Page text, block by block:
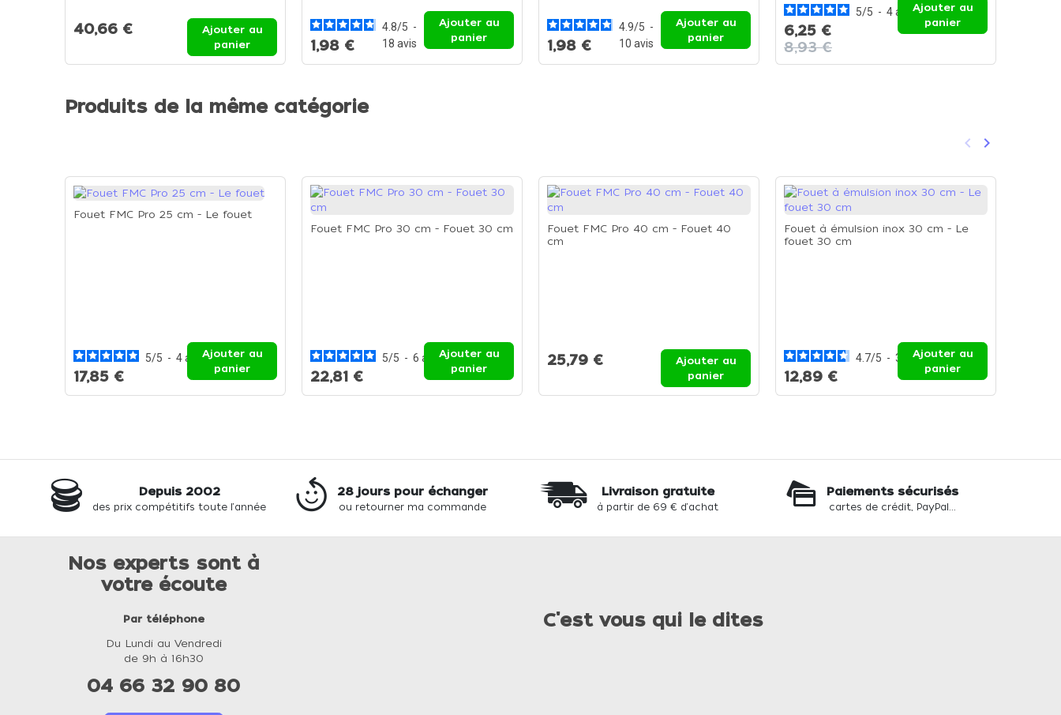
40,66 €
Ajouter au
panier
4.8/5 -
18 avis
1,98 €
Ajouter au
panier
4.9/5 -
10 avis
1,98 €
Ajouter au
panier
5/5 - 4avis
6,25 €
8,93 €
Ajouter au
panier
Produits de la même catégorie
Précédent
keyboard_arrow_left Suivant
keyboard_arrow_right
Fouet FMC Pro 25 cm - Le fouet
5/5 - 4avis
17,85 €
Ajouter au
panier
Fouet FMC Pro 30 cm - Fouet 30 cm
5/5 - 6 avis
22,81 €
Ajouter au
panier
Fouet FMC Pro 40 cm - Fouet 40
cm
25,79 €
Ajouter au
panier
Fouet à émulsion inox 30 cm - Le
fouet 30 cm
4.7/5 - 3 avis
12,89 €
Ajouter au
panier
Depuis 2002
des prix compétitifs toute l'année
28 jours pour échanger
ou retourner ma commande
Livraison gratuite
à partir de 69 € d'achat
Paiements sécurisés
cartes de crédit, PayPal...
Nos experts sont à
votre écoute
Par téléphone
Du Lundi au Vendredi
de 9h à 16h30
04 66 32 90 80
C'est vous qui le dites